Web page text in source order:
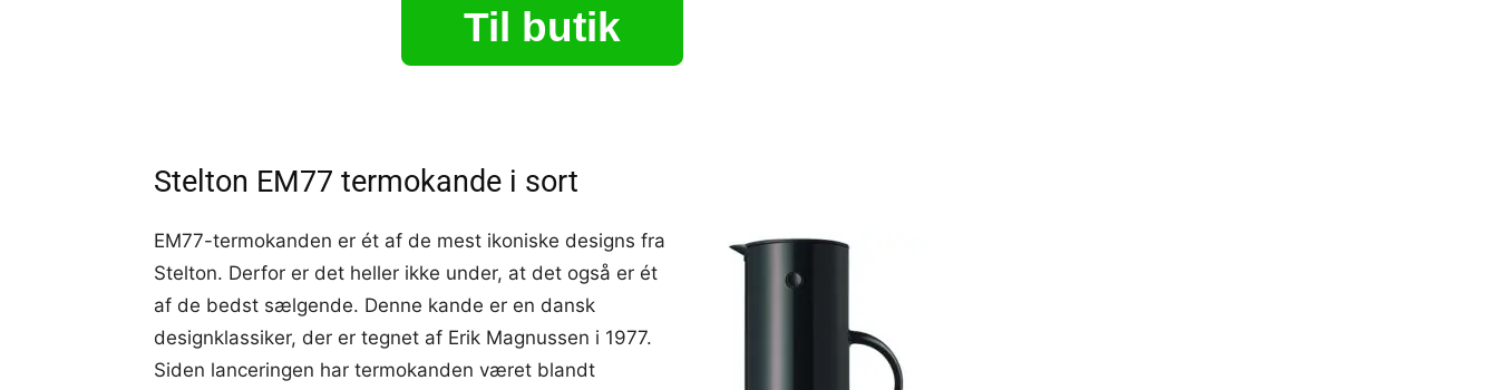
Til butik
Stelton EM77 termokande i sort
EM77-termokanden er ét af de mest ikoniske designs fra
Stelton. Derfor er det heller ikke under, at det også er ét
af de bedst sælgende. Denne kande er en dansk
designklassiker, der er tegnet af Erik Magnussen i 1977.
Siden lanceringen har termokanden været blandt